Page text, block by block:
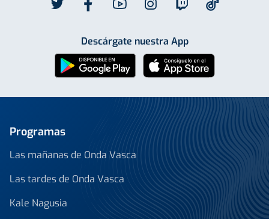
Descárgate nuestra App
Programas
Las mañanas de Onda Vasca
Las tardes de Onda Vasca
Kale Nagusia